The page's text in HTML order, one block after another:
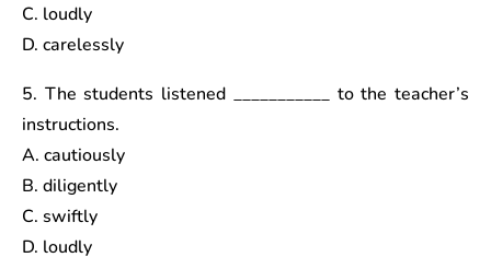
C. loudly
D. carelessly
5. The students listened ___________ to the teacher’s
instructions.
A. cautiously
B. diligently
C. swiftly
D. loudly